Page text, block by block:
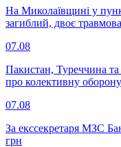
На Миколаївщині у
загиблий, двоє
07.08
Пакистан, Туреччина та
про колективну оборону
07.08
За екссекретаря МЗС
грн